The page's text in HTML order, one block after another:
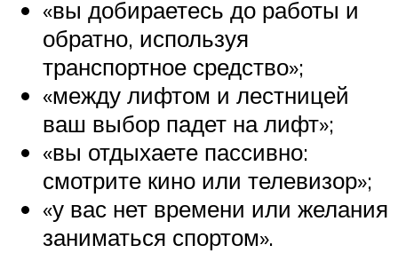
«вы добираетесь до работы и
обратно, используя
транспортное средство»;
«между лифтом и лестницей
ваш выбор падет на лифт»;
«вы отдыхаете пассивно:
смотрите кино или телевизор»;
«у вас нет времени или желания
заниматься спортом».